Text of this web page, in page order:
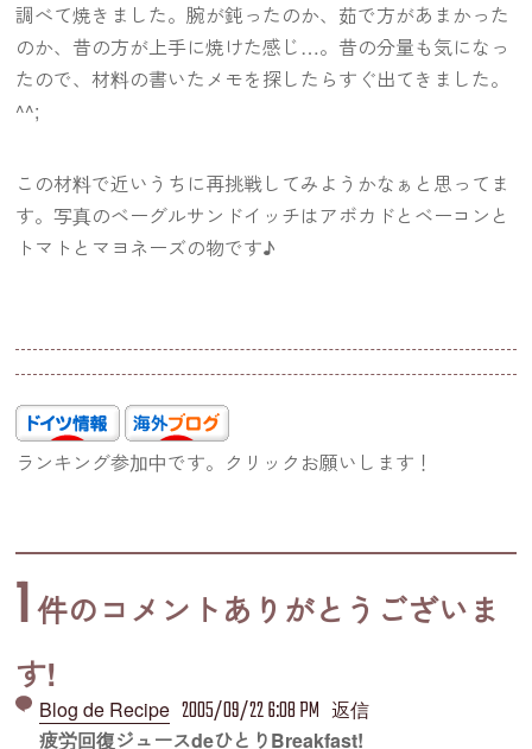
調べて焼きました。腕が鈍ったのか、茹で方があまかった
のか、昔の方が上手に焼けた感じ…。昔の分量も気になっ
たので、材料の書いたメモを探したらすぐ出てきました。
^^;
この材料で近いうちに再挑戦してみようかなぁと思ってま
す。写真のベーグルサンドイッチはアボカドとベーコンと
トマトとマヨネーズの物です♪
ランキング参加中です。クリックお願いします！
1件のコメントありがとうございま
す!
Blog de Recipe 2005/09/22 6:08 PM 返信
疲労回復ジュースdeひとりBreakfast!